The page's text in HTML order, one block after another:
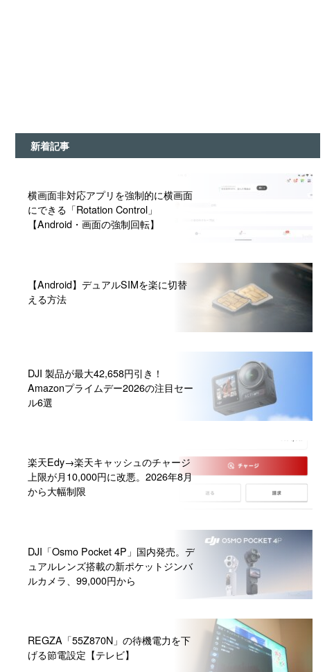
新着記事
横画面非対応アプリを強制的に横画面
にできる「Rotation Control」
【Android・画面の強制回転】
【Android】デュアルSIMを楽に切替
える方法
DJI 製品が最大42,658円引き！
Amazonプライムデー2026の注目セー
ル6選
楽天Edy→楽天キャッシュのチャージ
上限が月10,000円に改悪。2026年8月
から大幅制限
DJI「Osmo Pocket 4P」国内発売。デ
ュアルレンズ搭載の新ポケットジンバ
ルカメラ、99,000円から
REGZA「55Z870N」の待機電力を下
げる節電設定【テレビ】